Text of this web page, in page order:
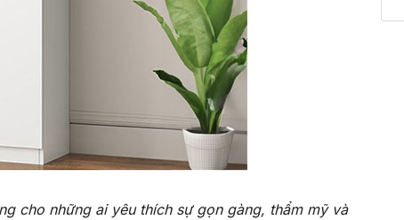
cho những ai yêu thích sự gọn gàng, thẩm mỹ và